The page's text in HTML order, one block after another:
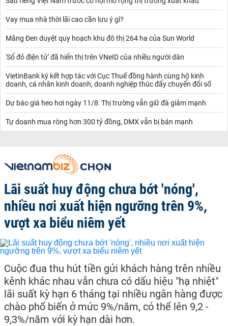
Vay mua nhà thời lãi cao cần lưu ý gì?
Măng Đen duyệt quy hoạch khu đô thị 264 ha của Sun World
'Sổ đỏ điện tử' đã hiển thị trên VNeID của nhiều người dân
VietinBank ký kết hợp tác với Cục Thuế đồng hành cùng hộ kinh
doanh, cá nhân kinh doanh, doanh nghiệp thúc đẩy chuyển đổi số
Dự báo giá heo hơi ngày 11/8: Thị trường vẫn giữ đà giảm mạnh
Tự doanh mua ròng hơn 300 tỷ đồng, DMX vẫn bị bán mạnh
Lãi suất huy động chưa bớt 'nóng',
nhiều nơi xuất hiện ngưỡng trên 9%,
vượt xa biểu niêm yết
Cuộc đua thu hút tiền gửi khách hàng trên nhiều
kênh khác nhau vẫn chưa có dấu hiệu "hạ nhiệt"
lãi suất kỳ hạn 6 tháng tại nhiều ngân hàng được
chào phổ biến ở mức 9%/năm, có thể lên 9,2 -
9,3%/năm với kỳ hạn dài hơn.